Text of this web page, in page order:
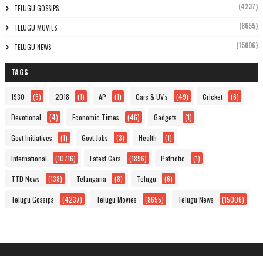
TELUGU GOSSIPS (4237)
TELUGU MOVIES (8655)
TELUGU NEWS (15006)
TAGS
1930 (5) 2018 (1) AP (1) Cars & UV's (49) Cricket (6)
Devotional (4) Economic Times (46) Gadgets (1)
Govt Initiatives (1) Govt Jobs (3) Health (1)
International (10716) Latest Cars (1896) Patriotic (1)
TTD News (138) Telangana (8) Telugu (6)
Telugu Gossips (4237) Telugu Movies (8655) Telugu News (15006)